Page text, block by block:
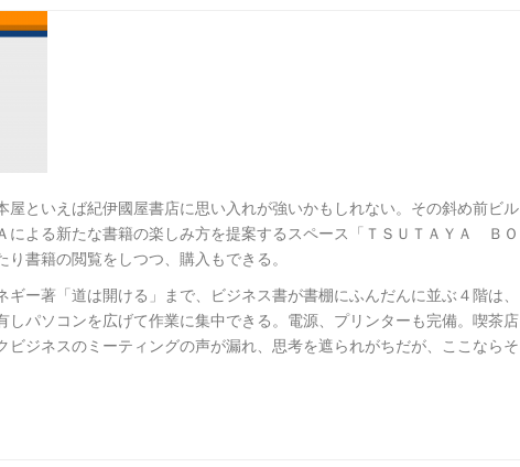
といえば紀伊國屋書店に思い入れが強いかもしれない。その斜め前ビル
による新たな書籍の楽しみ方を提案するスペース「ＴＳＵＴＡＹＡ ＢＯ
書籍の閲覧をしつつ、購入もできる。
ー著「道は開ける」まで、ビジネス書が書棚にふんだんに並ぶ４階は、
しパソコンを広げて作業に集中できる。電源、プリンターも完備。喫茶店
ビジネスのミーティングの声が漏れ、思考を遮られがちだが、ここならそ